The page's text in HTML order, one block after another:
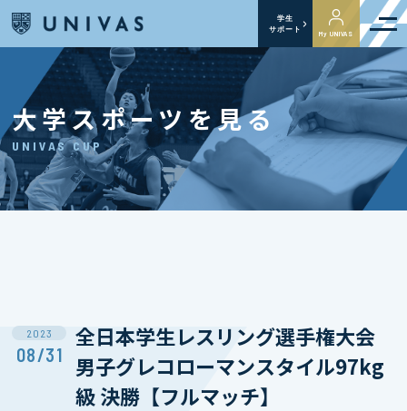
学生
サポート
My UNIVAS
大学スポーツを見る
UNIVAS CUP
2023
08/31
全日本学生レスリング選手権大会
男子グレコローマンスタイル97kg
級 決勝【フルマッチ】